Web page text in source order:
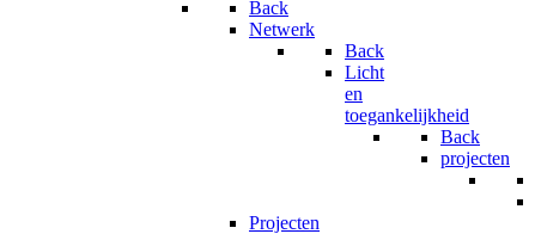
Back
Netwerk
Back
Licht
en
toegankelijkheid
Back
projecten
Projecten